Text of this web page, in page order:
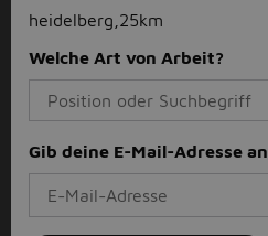
heidelberg,25km
Welche Art von Arbeit?
Gib deine E-Mail-Adresse an